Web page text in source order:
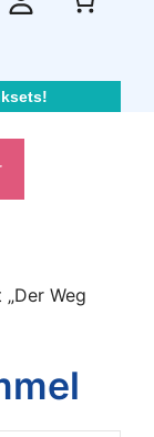
Weg